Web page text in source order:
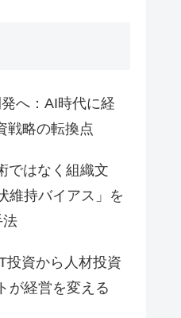
へ：AI時代に経
戦略の転換点
ではなく組織文
維持バイアス」を
法
投資から人材投資
が経営を変える